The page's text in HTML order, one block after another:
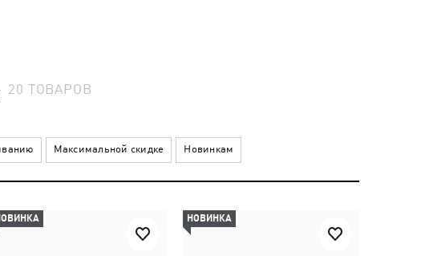
20 ТОВАРОВ
Максимальной скидке Новинкам
НОВИНКА